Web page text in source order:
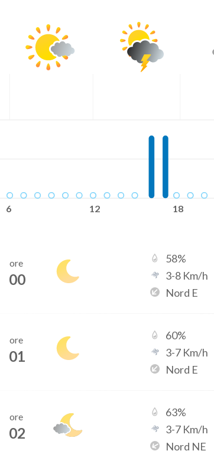
6 12 18
ore
00
58%
3-8 Km/h
Nord E
ore
01
60%
3-7 Km/h
Nord E
ore
02
63%
3-7 Km/h
Nord NE